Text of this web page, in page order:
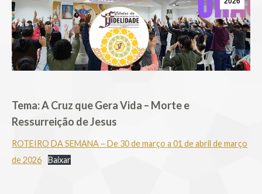
Tema: A Cruz que Gera Vida – Morte e
Ressurreição de Jesus
ROTEIRO DA SEMANA – De 30 de março a 01 de abril de março
de 2026
Baixar